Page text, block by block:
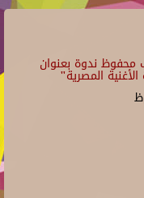
محفوظ ندوة بعنوان
المصرية"